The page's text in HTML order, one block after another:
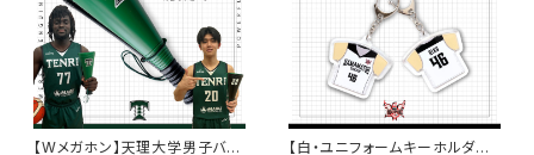
【Wメガホン】天理大学男子バス
【白・ユニフォームキーホルダー】